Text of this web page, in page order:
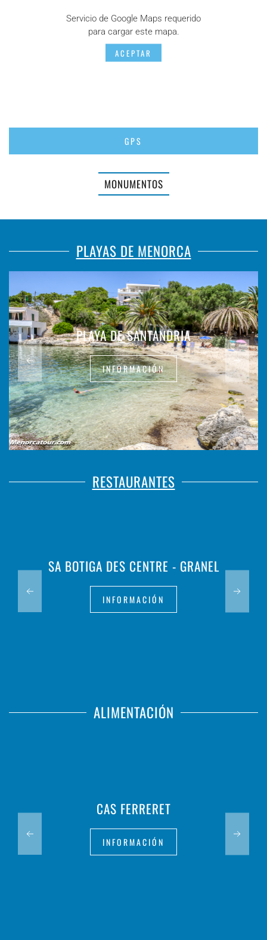
Servicio de Google Maps requerido
para cargar este mapa.
ACEPTAR
GPS
MONUMENTOS
PLAYAS DE MENORCA
PLAYA DE SANTANDRIA
INFORMACIÓN
RESTAURANTES
SA BOTIGA DES CENTRE - GRANEL
INFORMACIÓN
ALIMENTACIÓN
CAS FERRERET
INFORMACIÓN